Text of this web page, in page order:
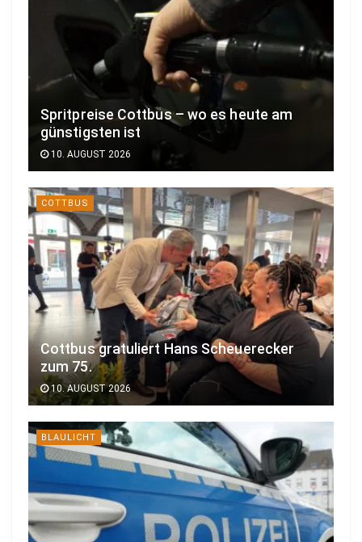
Spritpreise Cottbus – wo es heute am
günstigsten ist
10. AUGUST 2026
COTTBUS
Cottbus gratuliert Hans Scheuerecker
zum 75.
10. AUGUST 2026
BLAULICHT